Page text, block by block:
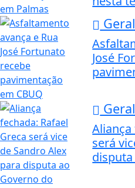
Geral
José
Geral
Aliança
será
disputa